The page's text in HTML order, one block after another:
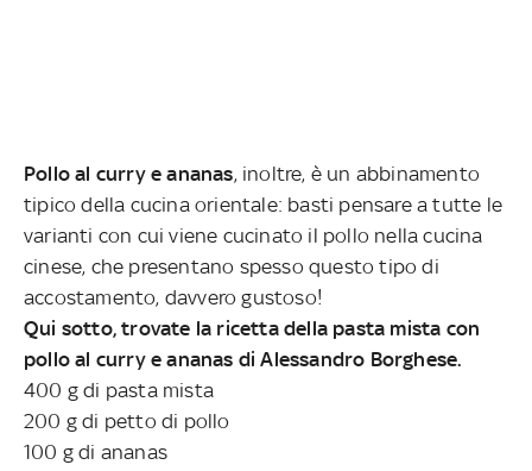
Pollo al curry e ananas, inoltre, è un abbinamento
tipico della cucina orientale: basti pensare a tutte le
varianti con cui viene cucinato il pollo nella cucina
cinese, che presentano spesso questo tipo di
accostamento, davvero gustoso!
Qui sotto, trovate la ricetta della pasta mista con
pollo al curry e ananas di Alessandro Borghese.
400 g di pasta mista
200 g di petto di pollo
100 g di ananas